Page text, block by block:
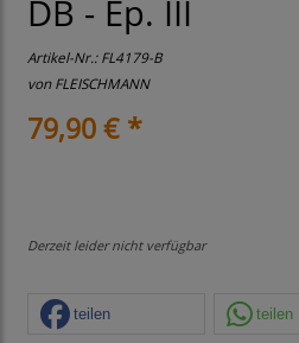
DB - Ep. III
Artikel-Nr.:FL4179-B
vonFLEISCHMANN
79,90 € *
Derzeit leider nicht verfügbar
teilen teilen